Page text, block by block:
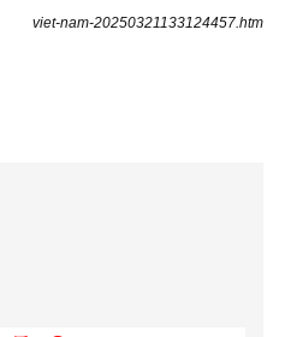
viet-nam-20250321133124457.htm